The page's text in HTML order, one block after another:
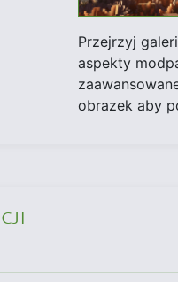
Przejrzyj
aspekty
obrazek aby